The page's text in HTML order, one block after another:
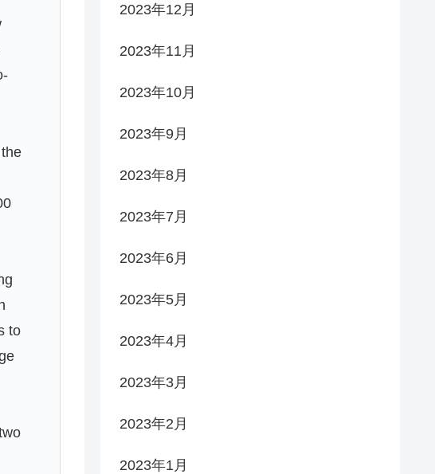
to
2023年12月
2023年11月
2023年10月
2023年9月
2023年8月
2023年7月
2023年6月
2023年5月
2023年4月
2023年3月
2023年2月
2023年1月